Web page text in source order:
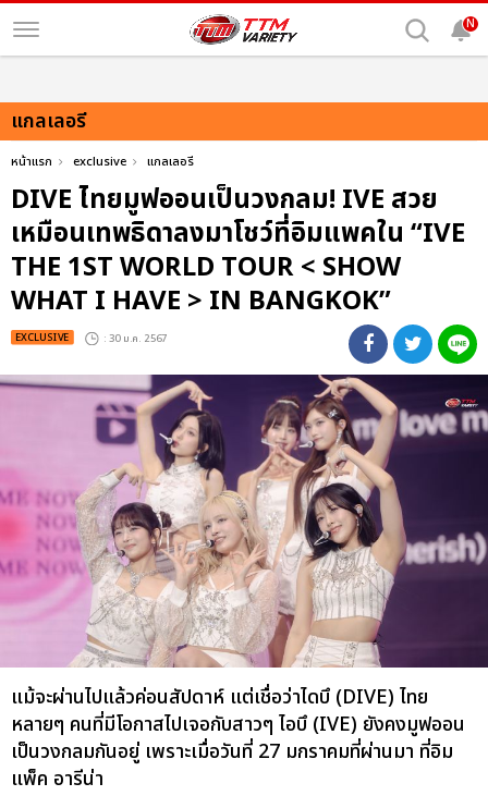
N
แกลเลอรี
หน้าแรก exclusive แกลเลอรี
DIVE ไทยมูฟออนเป็นวงกลม! IVE สวย
เหมือนเทพธิดาลงมาโชว์ที่อิมแพคใน “IVE
THE 1ST WORLD TOUR < SHOW
WHAT I HAVE > IN BANGKOK”
EXCLUSIVE : 30 ม.ค. 2567
แม้จะผ่านไปแล้วค่อนสัปดาห์ แต่เชื่อว่าไดบึ (DIVE) ไทย
หลายๆ คนที่มีโอกาสไปเจอกับสาวๆ ไอบึ (IVE) ยังคงมูฟออน
เป็นวงกลมกันอยู่ เพราะเมื่อวันที่ 27 มกราคมที่ผ่านมา ที่อิม
แพ็ค อารีน่า